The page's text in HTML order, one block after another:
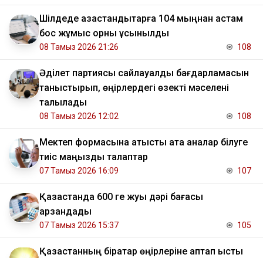
​Шілдеде қазақстандықтарға 104 мыңнан астам
бос жұмыс орны ұсынылды
08 Тамыз 2026 21:26 108
Әділет партиясы сайлауалды бағдарламасын
таныстырып, өңірлердегі өзекті мәселені
талқылады
08 Тамыз 2026 12:02 108
Мектеп формасына қатысты ата аналар білуге
тиіс маңызды талаптар
07 Тамыз 2026 16:09 107
Қазақстанда 600 ге жуық дәрі бағасы
арзандады
07 Тамыз 2026 15:37 105
Қазақстанның бірқатар өңірлеріне аптап ыстық